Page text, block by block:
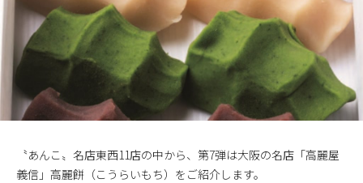
〝あんこ〟名店東西11店の中から、第7弾は大阪の名店「高麗屋
義信」高麗餅（こうらいもち）をご紹介します。